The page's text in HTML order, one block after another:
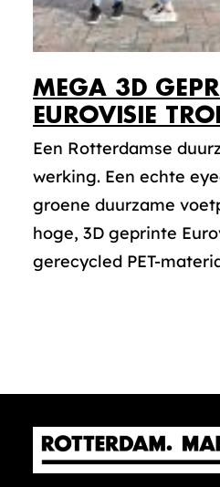
MEGA 3D
EUROVISIE
Een Rotterdamse
werking. Een echte
groene duurzame
hoge, 3D geprinte
gerecycled PET-